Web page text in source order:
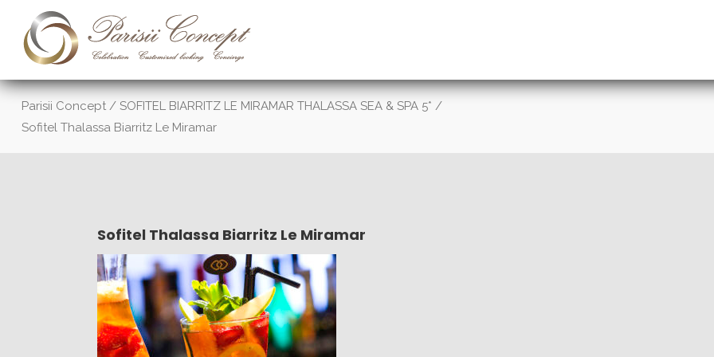
Parisii Concept / SOFITEL BIARRITZ LE MIRAMAR THALASSA SEA & SPA 5* /
Sofitel Thalassa Biarritz Le Miramar
Sofitel Thalassa Biarritz Le Miramar